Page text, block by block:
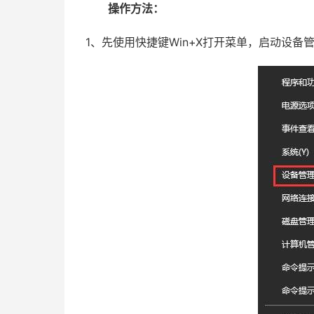
操作方法：
1、先使用快捷键Win+X打开菜单，启动设备